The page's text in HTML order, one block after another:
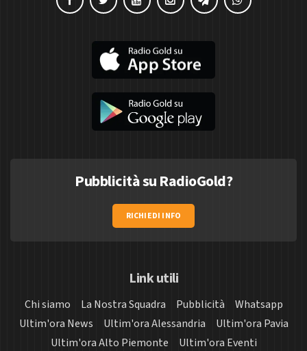
Pubblicità su RadioGold?
RICHIEDI INFO
Link utili
Chi siamo La Nostra Squadra Pubblicità
Whatsapp
Ultim'ora News
Ultim'ora Alessandria
Ultim'ora Pavia
Ultim'ora Alto Piemonte
Ultim'ora Eventi